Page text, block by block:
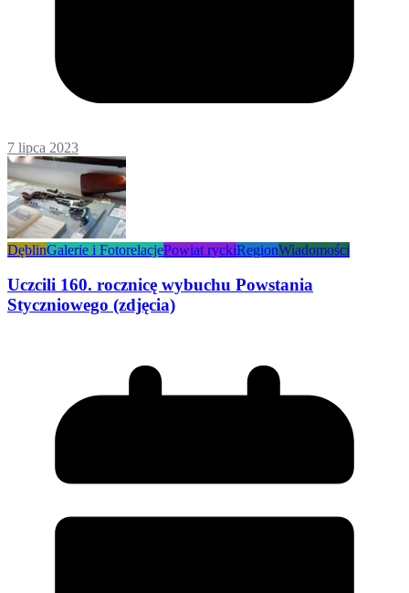
7 lipca 2023
DęblinGalerie i FotorelacjePowiat ryckiRegionWiadomości
Uczcili 160. rocznicę wybuchu Powstania
Styczniowego (zdjęcia)